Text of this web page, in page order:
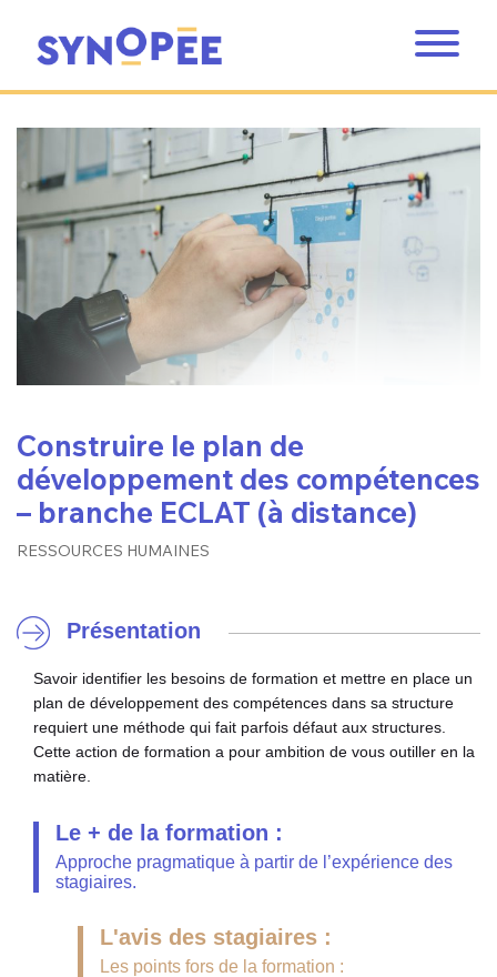
Construire le plan de
développement des compétences
– branche ECLAT (à distance)
RESSOURCES HUMAINES
Présentation
Savoir identifier les besoins de formation et mettre en place un
plan de développement des compétences dans sa structure
requiert une méthode qui fait parfois défaut aux structures.
Cette action de formation a pour ambition de vous outiller en la
matière.
Le + de la formation :
Approche pragmatique à partir de l’expérience des
stagiaires.
L'avis des stagiaires :
Les points fors de la formation :